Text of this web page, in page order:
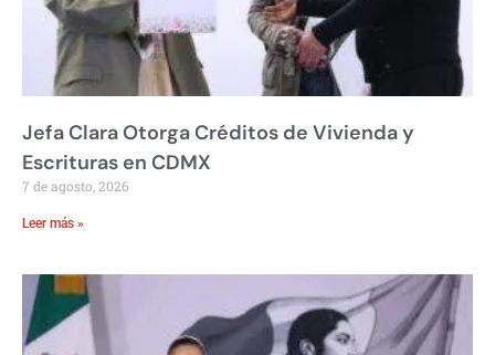
Jefa Clara Otorga Créditos de Vivienda y
Escrituras en CDMX
7 de agosto, 2026
Leer más »